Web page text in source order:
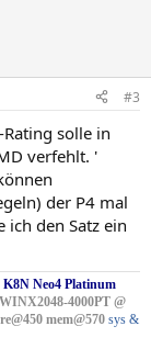
#3
solle in
verfehlt. '
der P4 mal
den Satz ein
Neo4 Platinum
4000PT @
mem@570 sys &